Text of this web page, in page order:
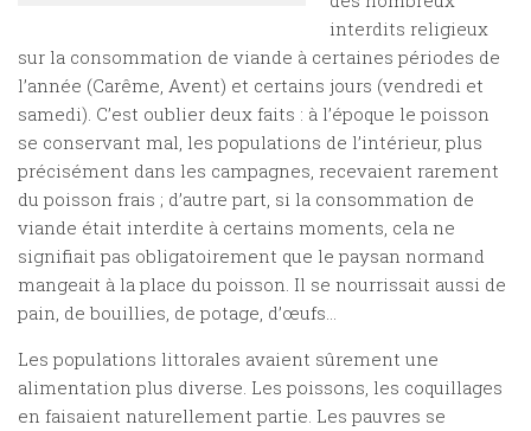
interdits religieux
sur la consommation de viande à certaines périodes de
l’année (Carême, Avent) et certains jours (vendredi et
samedi). C’est oublier deux faits : à l’époque le poisson
se conservant mal, les populations de l’intérieur, plus
précisément dans les campagnes, recevaient rarement
du poisson frais ; d’autre part, si la consommation de
viande était interdite à certains moments, cela ne
signifiait pas obligatoirement que le paysan normand
mangeait à la place du poisson. Il se nourrissait aussi de
pain, de bouillies, de potage, d’œufs…
Les populations littorales avaient sûrement une
alimentation plus diverse. Les poissons, les coquillages
en faisaient naturellement partie. Les pauvres se